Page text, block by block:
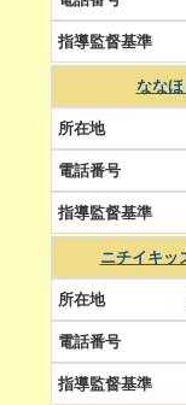
ななほ
ニチイキッ